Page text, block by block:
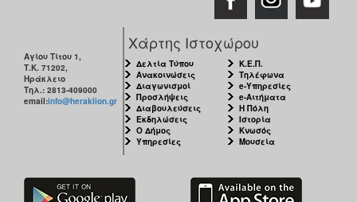
Αγίου Τίτου 1,
Τ.Κ. 71202,
Ηράκλειο
Τηλ.: 2813-409000
email:info@heraklion.gr
Χάρτης Ιστοχώρου
Δελτία Τύπου
Ανακοινώσεις
Διαγωνισμοί
Προσλήψεις
Διαβουλεύσεις
Εκδηλώσεις
Ο Δήμος
Υπηρεσίες
Κ.Ε.Π.
Τηλέφωνα
e-Υπηρεσίες
e-Αιτήματα
Η Πόλη
Ιστορία
Κνωσός
Μουσεία